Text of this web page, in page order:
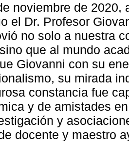
noviembre de 2020,
el Dr. Profesor
no solo a nuestra
que al mundo
Giovanni con su
su mirada
constancia fue
y de amistades
y
docente y maestro